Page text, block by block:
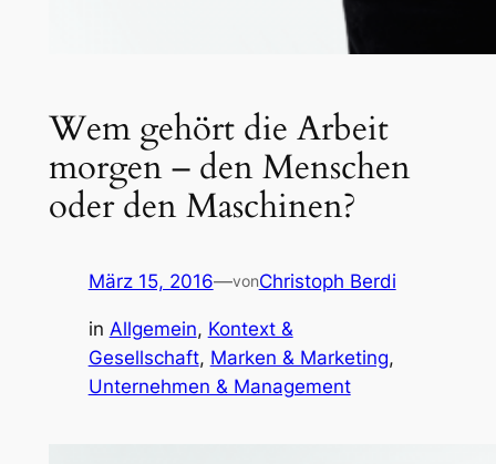
Wem gehört die Arbeit
morgen – den Menschen
oder den Maschinen?
März 15, 2016—vonChristoph Berdi
in Allgemein, Kontext &
Gesellschaft, Marken & Marketing
Unternehmen & Management